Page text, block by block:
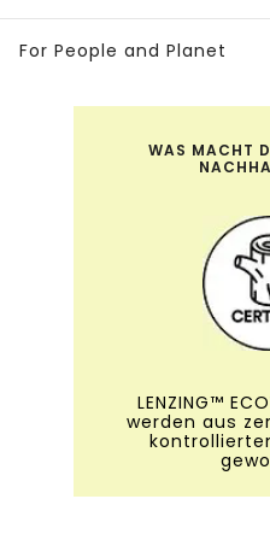
For People and Planet
WAS MACHT
LENZING™
werden aus